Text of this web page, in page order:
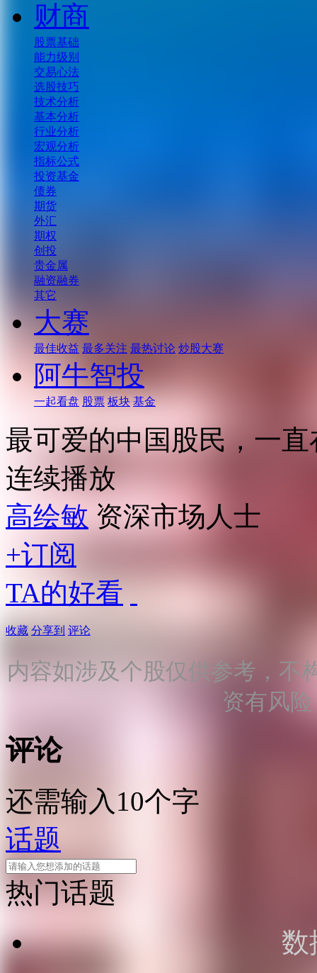
财商
股票基础
能力级别
交易心法
选股技巧
技术分析
基本分析
行业分析
宏观分析
指标公式
投资基金
债券
期货
外汇
期权
创投
贵金属
融资融券
其它
大赛
最佳收益 最多关注 最热讨论 炒股大赛
阿牛智投
一起看盘 股票 板块 基金
最可爱的中国股民，一
连续播放
高绘敏 资深市场人士
+订阅
TA的好看
收藏 分享到 评论
内容如涉及个股仅供参考，不
资有风
评论
还需输入10个字
话题
热门话题
数